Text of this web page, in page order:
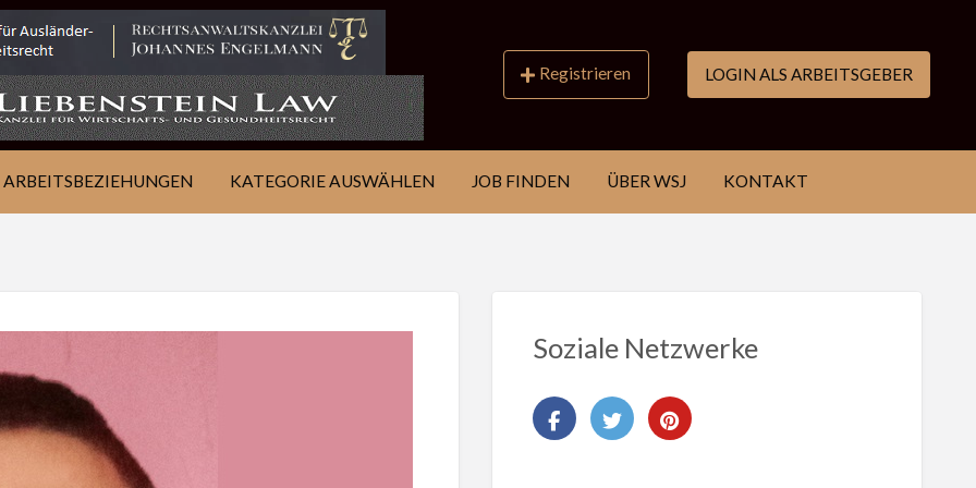
JOB
FINDEN
ÜBER
WSJ
KONTAKT
Registrieren LOGIN ALS ARBEITSGEBER
ARBEITSBEZIEHUNGEN KATEGORIE AUSWÄHLEN JOB FINDEN ÜBER WSJ KONTAKT
Soziale Netzwerke